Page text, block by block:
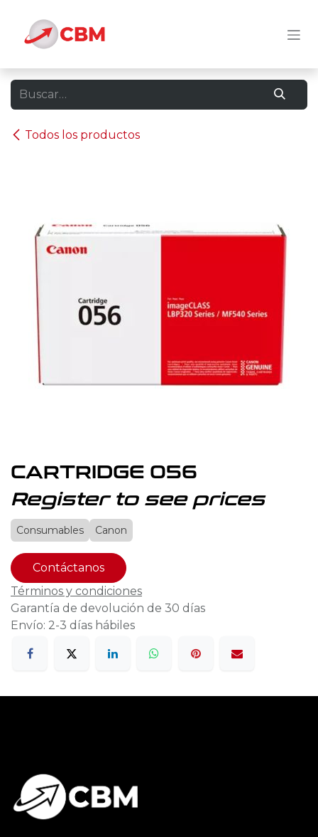
Todos los productos
CARTRIDGE 056
Register to see prices
Consumables Canon
Contáctanos
Términos y condiciones
Garantía de devolución de 30 días
Envío: 2-3 días hábiles